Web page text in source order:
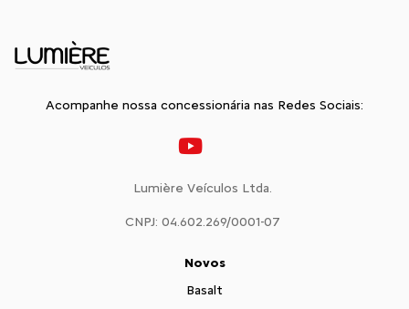
Acompanhe nossa concessionária nas Redes Sociais:
Lumière Veículos Ltda.
CNPJ: 04.602.269/0001-07
Novos
Basalt